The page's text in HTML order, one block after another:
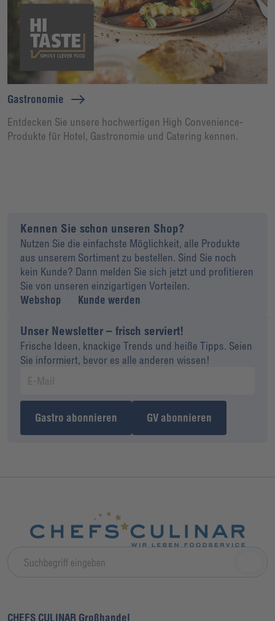
Gastronomie
Entdecken Sie unsere hochwertigen High Convenience-
Produkte für Hotel, Gastronomie und Catering kennen.
Kennen Sie schon unseren Shop?
Nutzen Sie die einfachste Möglichkeit, alle Produkte
aus unserem Sortiment zu bestellen. Sind Sie noch
kein Kunde? Dann melden Sie sich jetzt und profitieren
Sie von unseren einzigartigen Vorteilen.
Webshop
Kunde werden
Unser Newsletter – frisch serviert!
Frische Ideen, knackige Trends und heiße Tipps. Seien
Sie informiert, bevor es alle anderen wissen!
Gastro abonnieren GV abonnieren
CHEFS CULINAR Großhandel